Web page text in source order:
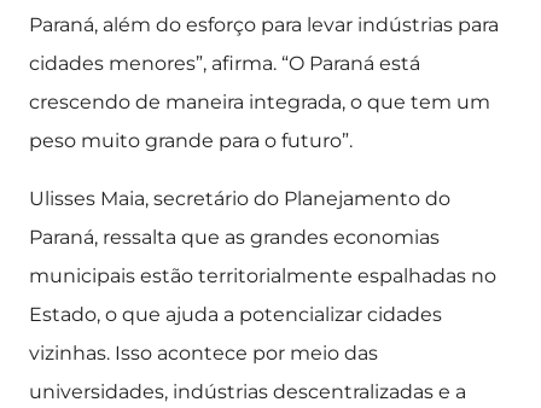
Paraná, além do esforço para levar indústrias para
cidades menores”, afirma. “O Paraná está
crescendo de maneira integrada, o que tem um
peso muito grande para o futuro”.
Ulisses Maia, secretário do Planejamento do
Paraná, ressalta que as grandes economias
municipais estão territorialmente espalhadas no
Estado, o que ajuda a potencializar cidades
vizinhas. Isso acontece por meio das
universidades, indústrias descentralizadas e a